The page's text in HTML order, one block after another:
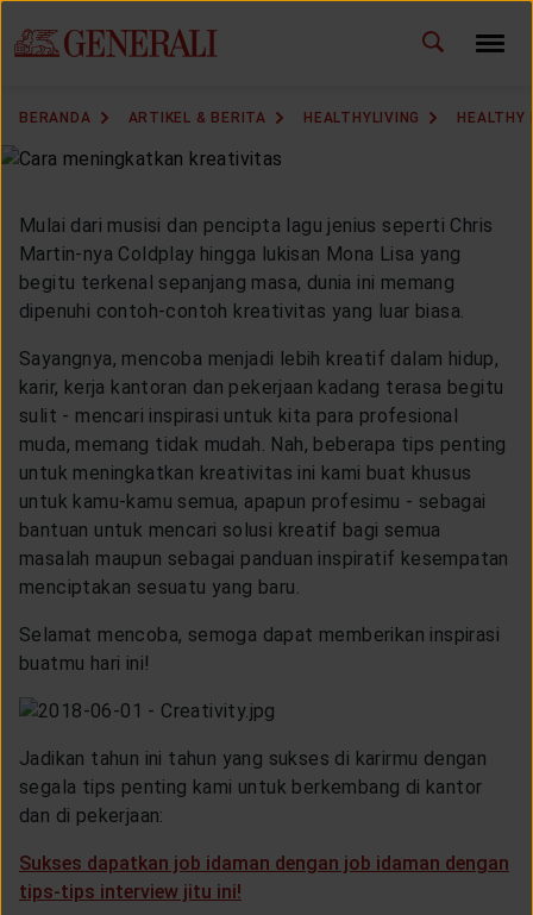
BERANDA ARTIKEL & BERITA HEALTHYLIVING HEALTHY
Mulai dari musisi dan pencipta lagu jenius seperti Chris
Martin-nya Coldplay hingga lukisan Mona Lisa yang
begitu terkenal sepanjang masa, dunia ini memang
dipenuhi contoh-contoh kreativitas yang luar biasa.
Sayangnya, mencoba menjadi lebih kreatif dalam hidup,
karir, kerja kantoran dan pekerjaan kadang terasa begitu
sulit - mencari inspirasi untuk kita para profesional
muda, memang tidak mudah. Nah, beberapa tips penting
untuk meningkatkan kreativitas ini kami buat khusus
untuk kamu-kamu semua, apapun profesimu - sebagai
bantuan untuk mencari solusi kreatif bagi semua
masalah maupun sebagai panduan inspiratif kesempatan
menciptakan sesuatu yang baru.
Selamat mencoba, semoga dapat memberikan inspirasi
buatmu hari ini!
Jadikan tahun ini tahun yang sukses di karirmu dengan
segala tips penting kami untuk berkembang di kantor
dan di pekerjaan:
Sukses dapatkan job idaman dengan job idaman dengan
tips-tips interview jitu ini!
GANTI BAHASA ID EN
KANTOR PEMASARAN
SOLUSI KAMI
ARTIKEL DAN BERITA
TENTANG GENERALI
ACARA
KEAGENAN